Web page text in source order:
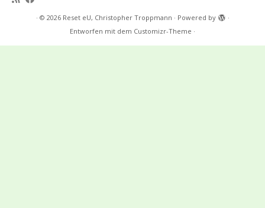
· © 2026 Reset eU, Christopher Troppmann · Powered by
·
Entworfen mit dem Customizr-Theme ·